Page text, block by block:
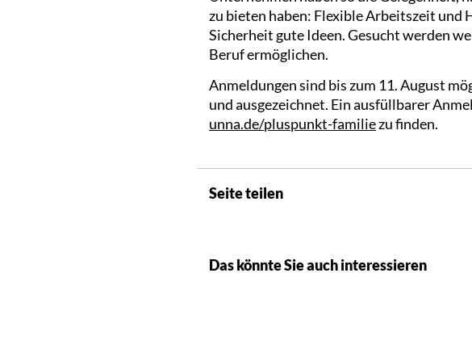
zu bieten haben: Flexible Arbeitszeit und
Sicherheit gute Ideen. Gesucht werden
Beruf ermöglichen.
Anmeldungen sind bis zum 11. August
und ausgezeichnet. Ein ausfüllbarer
unna.de/pluspunkt-familiezu finden.
Seite teilen
Das könnte Sie auch interessieren